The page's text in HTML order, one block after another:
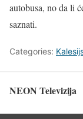
autobusa, no da li
saznati.
Categories:
NEON Televizija